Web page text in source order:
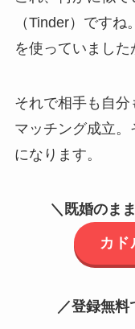
（Tinder）ですね
を使っていました
それで相手も自分
マッチング成立。
になります。
＼既婚のま
カ
／登録無料